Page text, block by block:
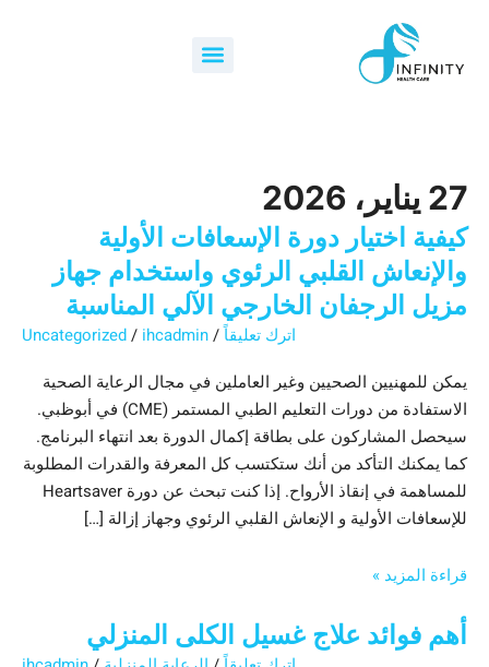
المحتوى
Menu
27 يناير، 2026
كيفية اختيار دورة الإسعافات الأولية
والإنعاش القلبي الرئوي واستخدام جهاز
مزيل الرجفان الخارجي الآلي المناسبة
اترك تعليقاً/
Uncategorized/ ihcadmin
يمكن للمهنيين الصحيين وغير العاملين في مجال الرعاية الصحية
الاستفادة من دورات التعليم الطبي المستمر (CME) في أبوظبي.
سيحصل المشاركون على بطاقة إكمال الدورة بعد انتهاء البرنامج.
كما يمكنك التأكد من أنك ستكتسب كل المعرفة والقدرات المطلوبة
للمساهمة في إنقاذ الأرواح. إذا كنت تبحث عن دورة Heartsaver
للإسعافات الأولية و الإنعاش القلبي الرئوي وجهاز إزالة […]
دورة
الرئوي
واستخدام
جهاز
مزيل
الرجفان
المناسبة
قراءة المزيد »
أهم فوائد علاج غسيل الكلى المنزلي
علاج
الإضافية
لجلسات
عليك
المنزل
في
أبو
ظبي
بدلاً
العيادة؟
لخدمة
عن
المشاكل
الصحية
مبكراً؟